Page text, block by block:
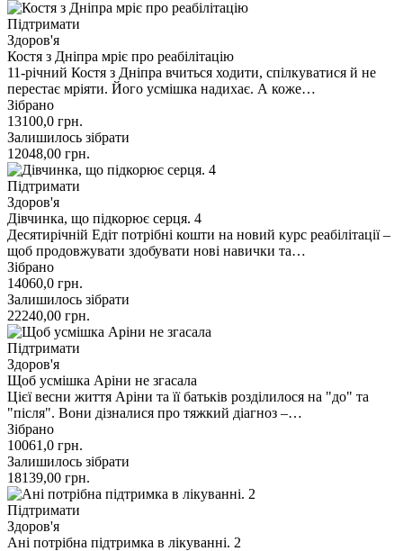
Підтримати
Здоров'я
Костя з Дніпра мріє про реабілітацію
11-річний Костя з Дніпра вчиться ходити, спілкуватися й не
перестає мріяти. Його усмішка надихає. А коже…
Зібрано
13100,0 грн.
Залишилось зібрати
12048,00 грн.
Підтримати
Здоров'я
Дівчинка, що підкорює серця. 4
Десятирічній Едіт потрібні кошти на новий курс реабілітації –
щоб продовжувати здобувати нові навички та…
Зібрано
14060,0 грн.
Залишилось зібрати
22240,00 грн.
Підтримати
Здоров'я
Щоб усмішка Аріни не згасала
Цієї весни життя Аріни та її батьків розділилося на "до" та
"після". Вони дізналися про тяжкий діагноз –…
Зібрано
10061,0 грн.
Залишилось зібрати
18139,00 грн.
Підтримати
Здоров'я
Ані потрібна підтримка в лікуванні. 2